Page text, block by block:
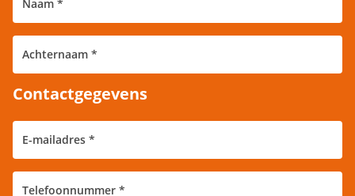
Contactgegevens